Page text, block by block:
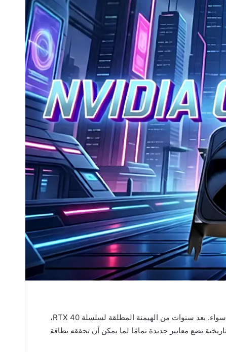
هو الوحش الكاسر الذي طال انتظاره من قبل عشاق الألعاب والمحترفين على حد سواء. بعد سنوات من الهيمنة المطلقة لسلسلة RTX 40،
تضع معايير جديدة تمامًا لما يمكن أن تحققه بطاقة